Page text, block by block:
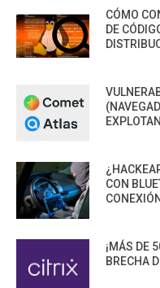
CÓMO
DE
EXPLOTAN
CON
¡MÁS DE
BRECHA